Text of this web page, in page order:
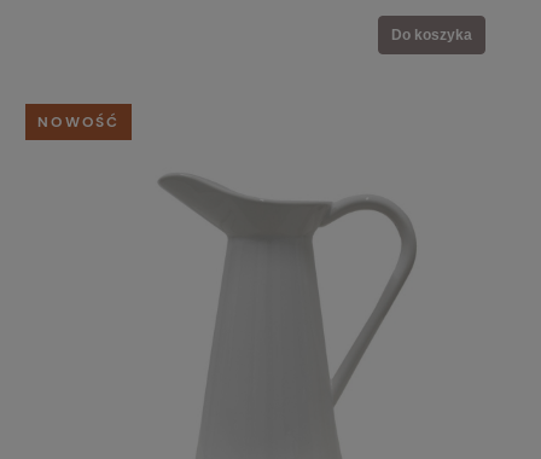
Do koszyka
NOWOŚĆ